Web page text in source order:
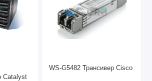
Catalyst
WS-G5482 Трансивер Cisco